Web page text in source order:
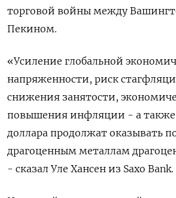
торговой войны между
Пекином.
«Усиление глобальной
напряженности, риск
снижения занятости,
повышения инфляции - а также
доллара продолжат оказывать
драгоценным металлам
- сказал Уле Хансен из Saxo Bank.